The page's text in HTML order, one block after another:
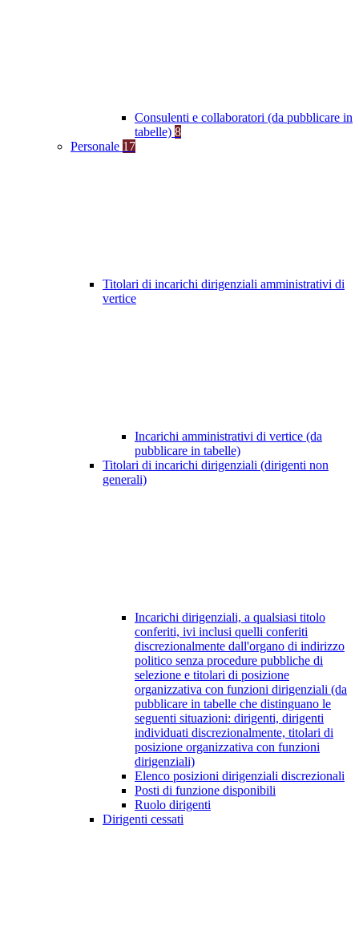
Consulenti e collaboratori (da pubblicare in
tabelle) 8
Personale 17
Titolari di incarichi dirigenziali amministrativi di
vertice
Incarichi amministrativi di vertice (da
pubblicare in tabelle)
Titolari di incarichi dirigenziali (dirigenti non
generali)
Incarichi dirigenziali, a qualsiasi titolo
conferiti, ivi inclusi quelli conferiti
discrezionalmente dall'organo di indirizzo
politico senza procedure pubbliche di
selezione e titolari di posizione
organizzativa con funzioni dirigenziali (da
pubblicare in tabelle che distinguano le
seguenti situazioni: dirigenti, dirigenti
individuati discrezionalmente, titolari di
posizione organizzativa con funzioni
dirigenziali)
Elenco posizioni dirigenziali discrezionali
Posti di funzione disponibili
Ruolo dirigenti
Dirigenti cessati